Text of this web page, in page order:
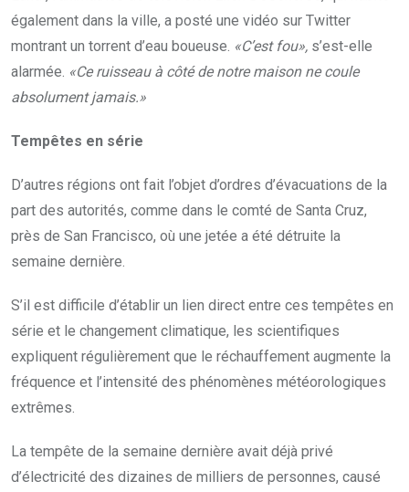
également dans la ville, a posté une vidéo sur Twitter
montrant un torrent d’eau boueuse. «C’est fou», s’est-elle
alarmée. «Ce ruisseau à côté de notre maison ne coule
absolument jamais.»
Tempêtes en série
D’autres régions ont fait l’objet d’ordres d’évacuations de la
part des autorités, comme dans le comté de Santa Cruz,
près de San Francisco, où une jetée a été détruite la
semaine dernière.
S’il est difficile d’établir un lien direct entre ces tempêtes en
série et le changement climatique, les scientifiques
expliquent régulièrement que le réchauffement augmente la
fréquence et l’intensité des phénomènes météorologiques
extrêmes.
La tempête de la semaine dernière avait déjà privé
d’électricité des dizaines de milliers de personnes, causé